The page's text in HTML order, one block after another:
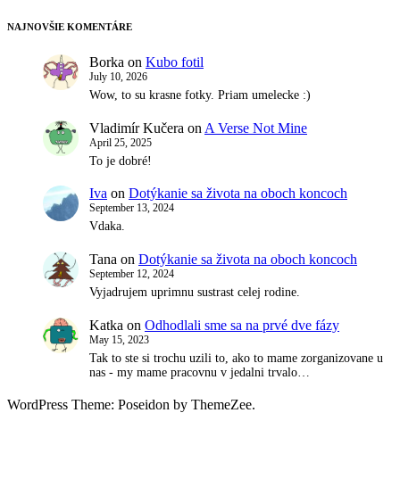
NAJNOVŠIE KOMENTÁRE
Borka on Kubo fotil
July 10, 2026
Wow, to su krasne fotky. Priam umelecke :)
Vladimír Kučera on A Verse Not Mine
April 25, 2025
To je dobré!
Iva on Dotýkanie sa života na oboch koncoch
September 13, 2024
Vdaka.
Tana on Dotýkanie sa života na oboch koncoch
September 12, 2024
Vyjadrujem uprimnu sustrast celej rodine.
Katka on Odhodlali sme sa na prvé dve fázy
May 15, 2023
Tak to ste si trochu uzili to, ako to mame zorganizovane u
nas - my mame pracovnu v jedalni trvalo…
WordPress Theme: Poseidon by ThemeZee.